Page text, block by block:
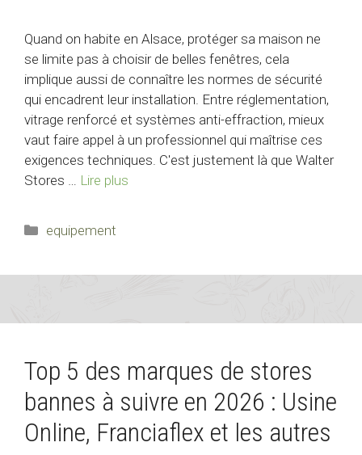
Quand on habite en Alsace, protéger sa maison ne
se limite pas à choisir de belles fenêtres, cela
implique aussi de connaître les normes de sécurité
qui encadrent leur installation. Entre réglementation,
vitrage renforcé et systèmes anti-effraction, mieux
vaut faire appel à un professionnel qui maîtrise ces
exigences techniques. C'est justement là que Walter
Stores … Lire plus
Catégories
equipement
Top 5 des marques de stores
bannes à suivre en 2026 : Usine
Online, Franciaflex et les autres